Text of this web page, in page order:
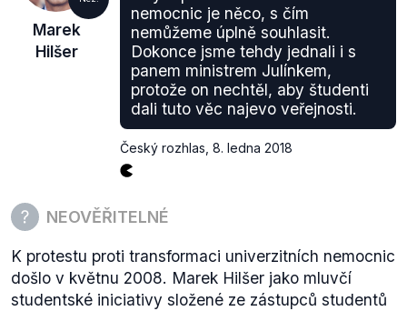
Marek
Hilšer
nemocnic je něco, s čím
nemůžeme úplně souhlasit.
Dokonce jsme tehdy jednali i s
panem ministrem Julínkem,
protože on nechtěl, aby študenti
dali tuto věc najevo veřejnosti.
Český rozhlas 8. ledna 2018
NEOVĚŘITELNÉ
K protestu proti transformaci univerzitních nemocnic
došlo v květnu 2008. Marek Hilšer jako mluvčí
studentské iniciativy složené ze zástupců studentů